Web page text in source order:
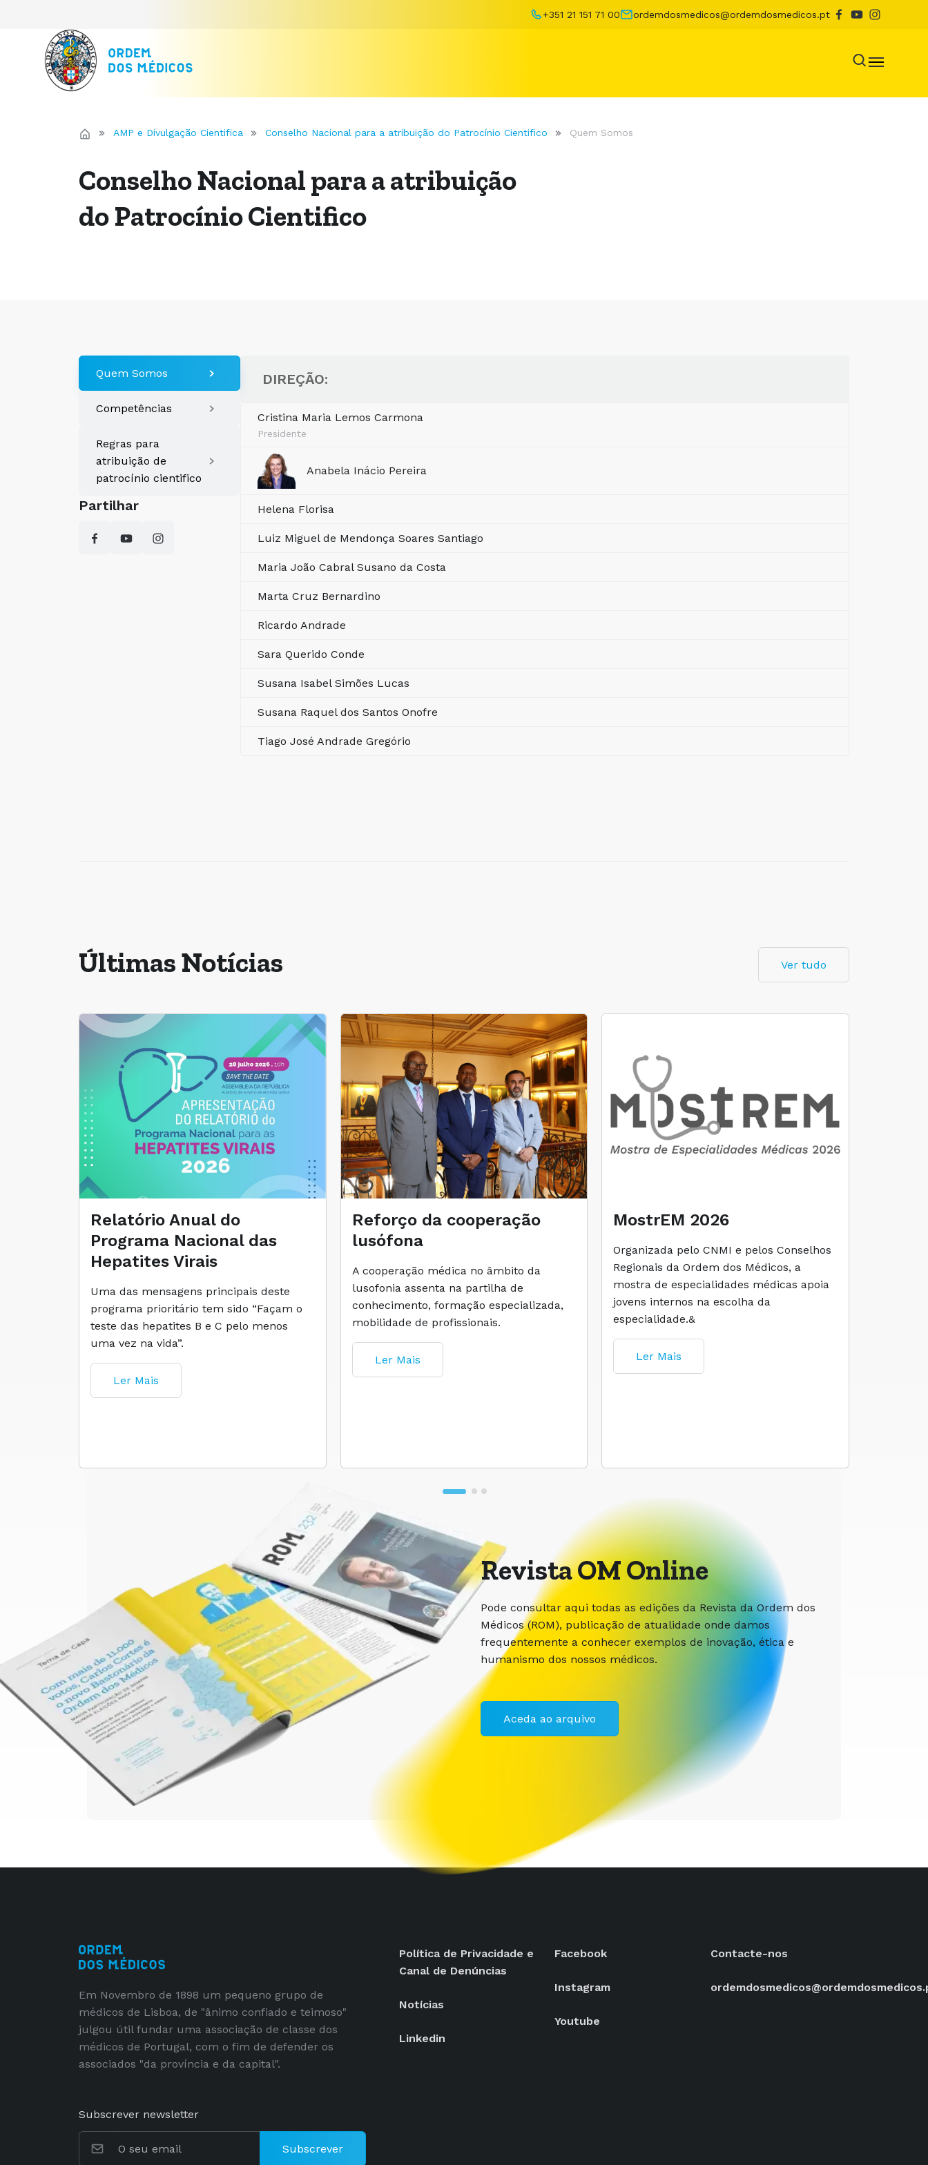
+351 21 151 71 00 ordemdosmedicos@ordemdosmedicos.pt
AMP e Divulgação Cientifica Conselho Nacional para a atribuição do Patrocínio Cientifico Quem Somos
Conselho Nacional para a atribuição
do Patrocínio Cientifico
Quem Somos
Competências
Regras para
atribuição de
patrocínio cientifico
Partilhar
DIREÇÃO:
Cristina Maria Lemos Carmona
Presidente
Anabela Inácio Pereira
Helena Florisa
Luiz Miguel de Mendonça Soares Santiago
Maria João Cabral Susano da Costa
Marta Cruz Bernardino
Ricardo Andrade
Sara Querido Conde
Susana Isabel Simões Lucas
Susana Raquel dos Santos Onofre
Tiago José Andrade Gregório
Últimas Notícias Ver tudo
Relatório Anual do
Programa Nacional das
Hepatites Virais
Uma das mensagens principais deste
programa prioritário tem sido “Façam o
teste das hepatites B e C pelo menos
uma vez na vida”.
Ler Mais
Reforço da cooperação
lusófona
A cooperação médica no âmbito da
lusofonia assenta na partilha de
conhecimento, formação especializada,
mobilidade de profissionais.
Ler Mais
MostrEM 2026
Organizada pelo CNMI e pelos Conselhos
Regionais da Ordem dos Médicos, a
mostra de especialidades médicas apoia
jovens internos na escolha da
especialidade.&
Ler Mais
Revista OM Online
Pode consultar aqui todas as edições da Revista da Ordem dos
Médicos (ROM), publicação de atualidade onde damos
frequentemente a conhecer exemplos de inovação, ética e
humanismo dos nossos médicos.
Aceda ao arquivo
Em Novembro de 1898 um pequeno grupo de
médicos de Lisboa, de "ânimo confiado e teimoso"
julgou útil fundar uma associação de classe dos
médicos de Portugal, com o fim de defender os
associados "da província e da capital".
Subscrever newsletter
Subscrever
Política de Privacidade e
Canal de Denúncias
Notícias
Linkedin
Facebook
Instagram
Youtube
Contacte-nos